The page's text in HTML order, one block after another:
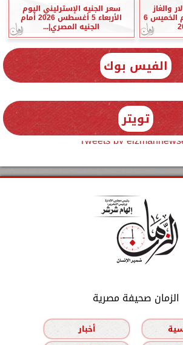
والغاز
الطبيعي في مصر اليوم الخميس 6
سعر الجنيه الإسترليني اليوم
الأربعاء 5 أغسطس 2026 أمام
الجنيه المصري|...
الفيس بوك
تويتر
Tweets by
الزمان صحيفة مصرية
أخبار